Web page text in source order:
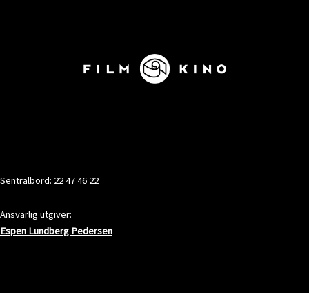
Sentralbord: 22 47 46 22
Ansvarlig utgiver:
Espen Lundberg Pedersen